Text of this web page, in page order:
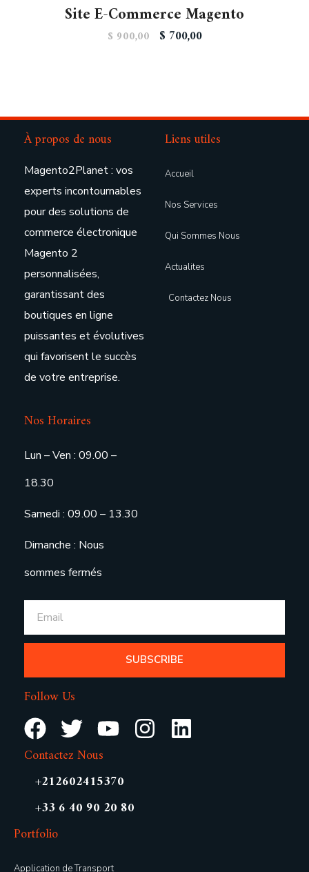
Site E-Commerce Magento
$ 900,00 $ 700,00
À propos de nous
Magento2Planet : vos
experts incontournables
pour des solutions de
commerce électronique
Magento 2
personnalisées,
garantissant des
boutiques en ligne
puissantes et évolutives
qui favorisent le succès
de votre entreprise.
Liens utiles
Accueil
Nos Services
Qui Sommes Nous
Actualites
Contactez Nous
Nos Horaires
Lun – Ven : 09.00 –
18.30
Samedi : 09.00 – 13.30
Dimanche : Nous
sommes fermés
SUBSCRIBE
Follow Us
Contactez Nous
+212602415370
+33 6 40 90 20 80
Portfolio
Application de Transport